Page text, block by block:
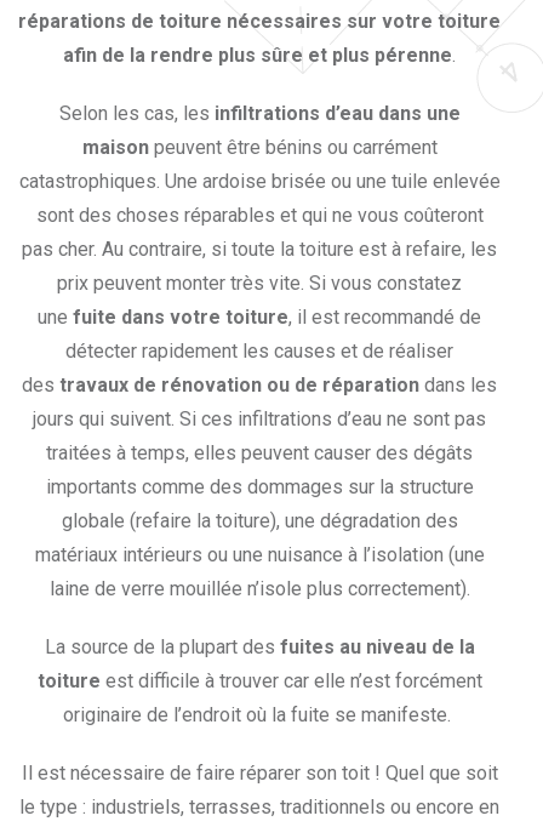
réparations de toiture nécessaires sur votre toiture
afin de la rendre plus sûre et plus pérenne
Selon les cas, les infiltrations d’eau dans une
maison peuvent être bénins ou carrément
catastrophiques. Une ardoise brisée ou une tuile enlevée
sont des choses réparables et qui ne vous coûteront
pas cher. Au contraire, si toute la toiture est à refaire, les
prix peuvent monter très vite. Si vous constatez
une fuite dans votre toiture, il est recommandé de
détecter rapidement les causes et de réaliser
des travaux de rénovation ou de réparation dans les
jours qui suivent. Si ces infiltrations d’eau ne sont pas
traitées à temps, elles peuvent causer des dégâts
importants comme des dommages sur la structure
globale (refaire la toiture), une dégradation des
matériaux intérieurs ou une nuisance à l’isolation (une
laine de verre mouillée n’isole plus correctement).
La source de la plupart des fuites au niveau de la
toiture est difficile à trouver car elle n’est forcément
originaire de l’endroit où la fuite se manifeste.
Il est nécessaire de faire réparer son toit ! Quel que soit
le type : industriels, terrasses, traditionnels ou encore en